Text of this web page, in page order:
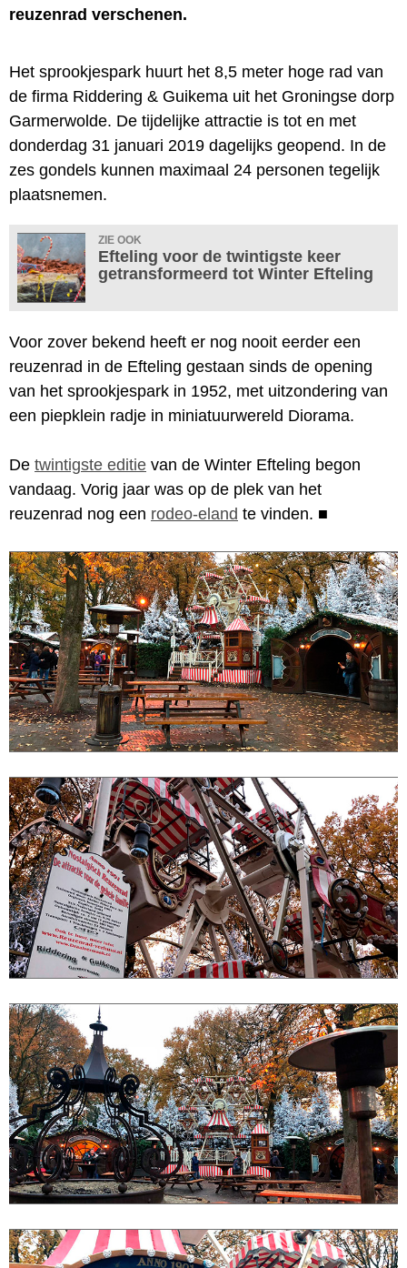
reuzenrad verschenen.
Het sprookjespark huurt het 8,5 meter hoge rad van
de firma Riddering & Guikema uit het Groningse dorp
Garmerwolde. De tijdelijke attractie is tot en met
donderdag 31 januari 2019 dagelijks geopend. In de
zes gondels kunnen maximaal 24 personen tegelijk
plaatsnemen.
ZIE OOK
Efteling voor de twintigste keer
getransformeerd tot Winter Efteling
Voor zover bekend heeft er nog nooit eerder een
reuzenrad in de Efteling gestaan sinds de opening
van het sprookjespark in 1952, met uitzondering van
een piepklein radje in miniatuurwereld Diorama.
De twintigste editie van de Winter Efteling begon
vandaag. Vorig jaar was op de plek van het
reuzenrad nog een rodeo-eland te vinden. ■